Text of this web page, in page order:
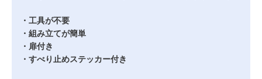
・工具が不要
・組み立てが簡単
・扉付き
・すべり止めステッカー付き